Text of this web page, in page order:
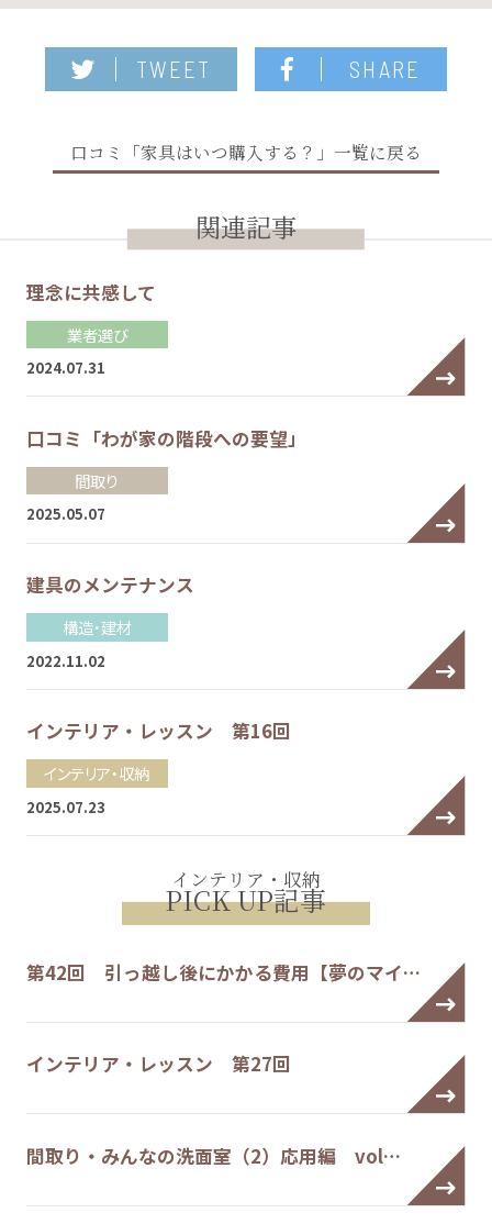
TWEET SHARE
口コミ「家具はいつ購入する？」一覧に戻る
関連記事
理念に共感して
業者選び
2024.07.31
口コミ「わが家の階段への要望」
間取り
2025.05.07
建具のメンテナンス
構造・建材
2022.11.02
インテリア・レッスン 第16回
インテリア・収納
2025.07.23
インテリア・収納
PICK UP記事
第42回 引っ越し後にかかる費用【夢のマイ…
インテリア・レッスン 第27回
間取り・みんなの洗面室（2）応用編 vol…